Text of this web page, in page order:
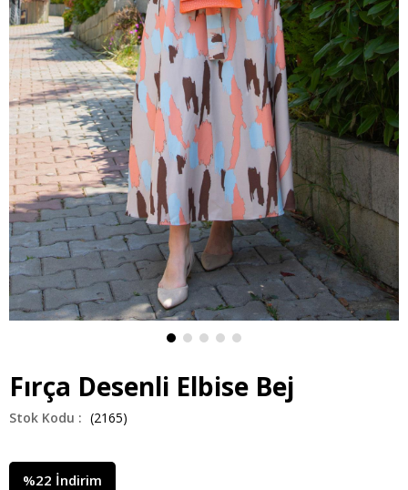
Fırça Desenli Elbise Bej
(2165)
%22 İndirim